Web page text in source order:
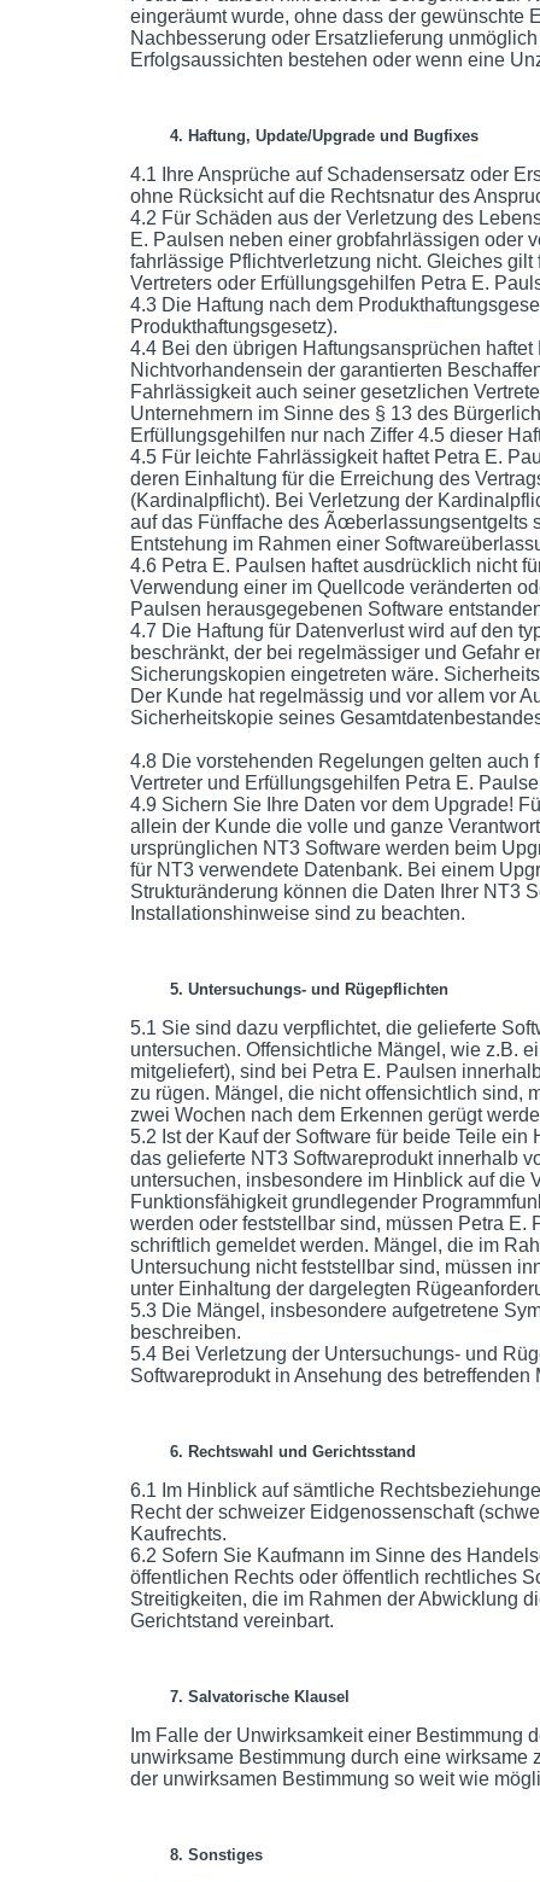
eingeräumt wurde, ohne dass der gewünschte
Nachbesserung oder Ersatzlieferung
Erfolgsaussichten bestehen oder wenn eine
4. Haftung, Update/Upgrade und Bugfixes
4.1 Ihre Ansprüche auf Schadensersatz oder
ohne Rücksicht auf die Rechtsnatur des
4.2 Für Schäden aus der Verletzung des
E. Paulsen neben einer grobfahrlässigen oder
fahrlässige Pflichtverletzung nicht. Gleiches
Vertreters oder Erfüllungsgehilfen Petra E.
4.3 Die Haftung nach dem
Produkthaftungsgesetz).
4.4 Bei den übrigen Haftungsansprüchen
Nichtvorhandensein der garantierten
Fahrlässigkeit auch seiner gesetzlichen
Unternehmern im Sinne des § 13 des
Erfüllungsgehilfen nur nach Ziffer 4.5 dieser
4.5 Für leichte Fahrlässigkeit haftet Petra E.
deren Einhaltung für die Erreichung des
(Kardinalpflicht). Bei Verletzung der
auf das Fünffache des Ãœberlassungsentgelts
Entstehung im Rahmen einer
4.6 Petra E. Paulsen haftet ausdrücklich nicht
Verwendung einer im Quellcode veränderten
Paulsen herausgegebenen Software
4.7 Die Haftung für Datenverlust wird auf den
beschränkt, der bei regelmässiger und Gefahr
Sicherungskopien eingetreten wäre.
Der Kunde hat regelmässig und vor allem vor
Sicherheitskopie seines
4.8 Die vorstehenden Regelungen gelten auch
Vertreter und Erfüllungsgehilfen Petra E.
4.9 Sichern Sie Ihre Daten vor dem Upgrade!
allein der Kunde die volle und ganze
ursprünglichen NT3 Software werden beim
für NT3 verwendete Datenbank. Bei einem
Strukturänderung können die Daten Ihrer NT3
Installationshinweise sind zu beachten.
5. Untersuchungs- und Rügepflichten
5.1 Sie sind dazu verpflichtet, die gelieferte
untersuchen. Offensichtliche Mängel, wie z.B.
mitgeliefert), sind bei Petra E. Paulsen
zu rügen. Mängel, die nicht offensichtlich sind,
zwei Wochen nach dem Erkennen gerügt
5.2 Ist der Kauf der Software für beide Teile
das gelieferte NT3 Softwareprodukt innerhalb
untersuchen, insbesondere im Hinblick auf die
Funktionsfähigkeit grundlegender
werden oder feststellbar sind, müssen Petra E.
schriftlich gemeldet werden. Mängel, die im
Untersuchung nicht feststellbar sind, müssen
unter Einhaltung der dargelegten
5.3 Die Mängel, insbesondere aufgetretene
beschreiben.
5.4 Bei Verletzung der Untersuchungs- und
Softwareprodukt in Ansehung des betreffenden
6. Rechtswahl und Gerichtsstand
6.1 Im Hinblick auf sämtliche
Recht der schweizer Eidgenossenschaft
Kaufrechts.
6.2 Sofern Sie Kaufmann im Sinne des
öffentlichen Rechts oder öffentlich rechtliches
Streitigkeiten, die im Rahmen der Abwicklung
Gerichtstand vereinbart.
7. Salvatorische Klausel
Im Falle der Unwirksamkeit einer Bestimmung
unwirksame Bestimmung durch eine wirksame
der unwirksamen Bestimmung so weit wie
8. Sonstiges